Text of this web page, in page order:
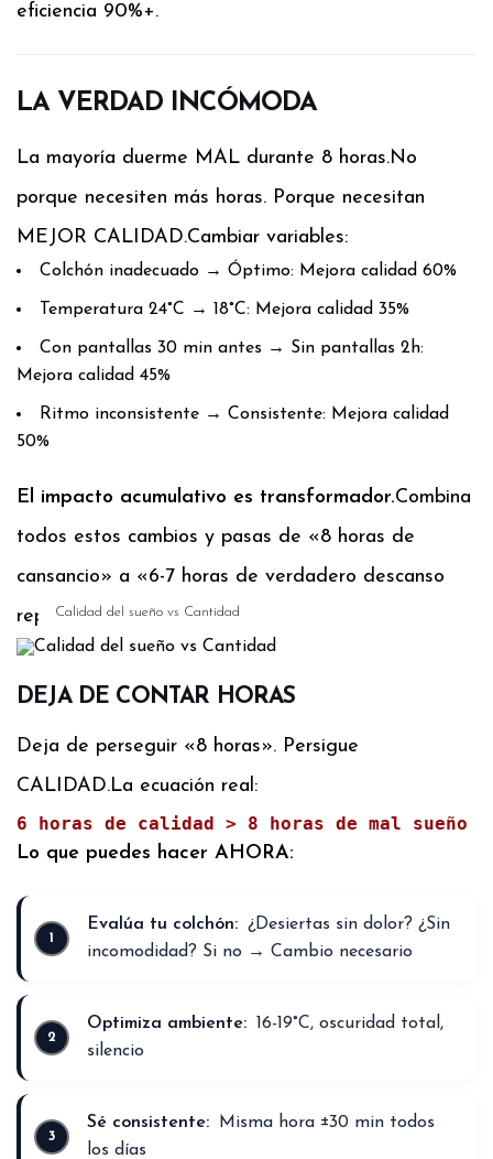
eficiencia 90%+.
LA VERDAD INCÓMODA
La mayoría duerme MAL durante 8 horas.No
porque necesiten más horas. Porque necesitan
MEJOR CALIDAD.Cambiar variables:
Colchón inadecuado → Óptimo: Mejora calidad 60%
Temperatura 24°C → 18°C: Mejora calidad 35%
Con pantallas 30 min antes → Sin pantallas 2h:
Mejora calidad 45%
Ritmo inconsistente → Consistente: Mejora calidad
50%
El impacto acumulativo es transformador.Combina
todos estos cambios y pasas de «8 horas de
cansancio» a «6-7 horas de verdadero descanso
reparador».
Calidad del sueño vs Cantidad
DEJA DE CONTAR HORAS
Deja de perseguir «8 horas». Persigue
CALIDAD.La ecuación real:
6 horas de calidad > 8 horas de mal sueño
Lo que puedes hacer AHORA:
Evalúa tu colchón: ¿Desiertas sin dolor? ¿Sin
incomodidad? Si no → Cambio necesario
Optimiza ambiente: 16-19°C, oscuridad total,
silencio
Sé consistente:
Misma hora ±30 min todos
los días